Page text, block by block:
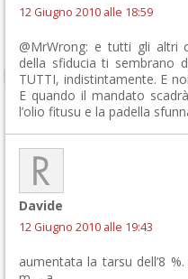
12 Giugno 2010 alle 18:59
@MrWrong: e tutti gli altri
della sfiducia ti sembrano
TUTTI, indistintamente. E
E quando il mandato
l’olio fitusu e la padella
Davide
12 Giugno 2010 alle 19:43
aumentata la tarsu dell’8